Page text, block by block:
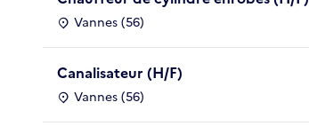
Vannes (56)
Canalisateur (H/F)
Vannes (56)